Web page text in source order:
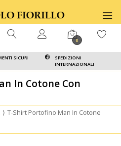
SICURI
SPEDIZIONI
INTERNAZIONALI
0
In Cotone Con
⟩ T-Shirt Portofino Man In Cotone